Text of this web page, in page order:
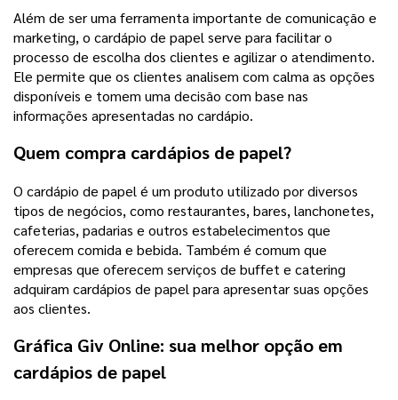
Além de ser uma ferramenta importante de comunicação e
marketing, o cardápio de papel serve para facilitar o
processo de escolha dos clientes e agilizar o atendimento.
Ele permite que os clientes analisem com calma as opções
disponíveis e tomem uma decisão com base nas
informações apresentadas no cardápio.
Quem compra cardápios de papel?
O cardápio de papel é um produto utilizado por diversos
tipos de negócios, como restaurantes, bares, lanchonetes,
cafeterias, padarias e outros estabelecimentos que
oferecem comida e bebida. Também é comum que
empresas que oferecem serviços de buffet e catering
adquiram cardápios de papel para apresentar suas opções
aos clientes.
Gráfica Giv Online: sua melhor opção em
cardápios de papel